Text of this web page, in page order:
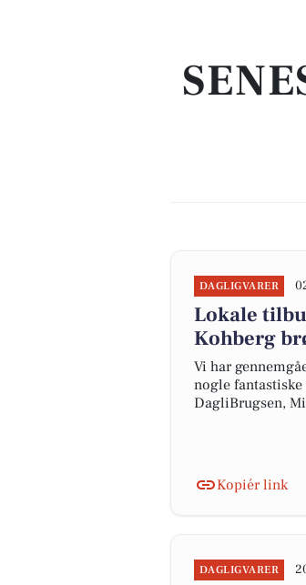
DAGLIGVARER
Lokale
Kohberg
Vi har
nogle
DagliBrugsen,
Kopiér link
DAGLIGVARER